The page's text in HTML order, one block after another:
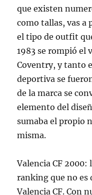
que existen
como tallas, vas a
el tipo de outfit
1983 se rompió el
Coventry, y tanto
deportiva se
de la marca se
elemento del
sumaba el propio
misma.
Valencia CF 2000:
ranking que no es
Valencia CF. Con